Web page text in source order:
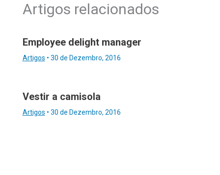
Artigos relacionados
Employee delight manager
Artigos • 30 de Dezembro, 2016
Vestir a camisola
Artigos • 30 de Dezembro, 2016